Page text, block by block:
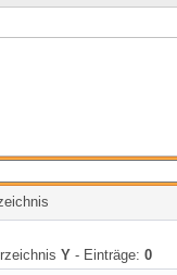
Y - Einträge: 0